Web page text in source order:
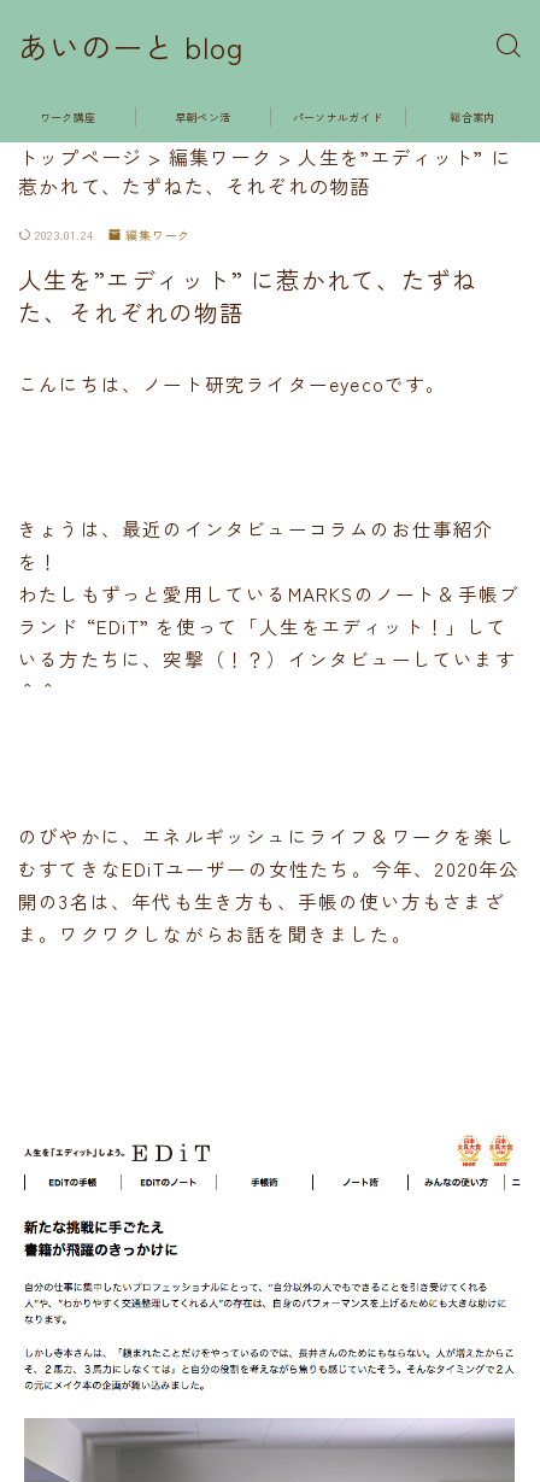
あいのーと blog
ワーク講座 早朝ペン活 パーソナルガイド 総合案内
トップページ > 編集ワーク > 人生を”エディット” に
惹かれて、たずねた、それぞれの物語
2023.01.24 編集ワーク
人生を”エディット” に惹かれて、たずね
た、それぞれの物語
こんにちは、ノート研究ライターeyecoです。
きょうは、最近のインタビューコラムのお仕事紹介
を！
わたしもずっと愛用しているMARKSのノート＆手帳ブ
ランド “EDiT” を使って「人生をエディット！」して
いる方たちに、突撃（！？）インタビューしています
＾＾
のびやかに、エネルギッシュにライフ＆ワークを楽し
むすてきなEDiTユーザーの女性たち。今年、2020年公
開の3名は、年代も生き方も、手帳の使い方もさまざ
ま。ワクワクしながらお話を聞きました。